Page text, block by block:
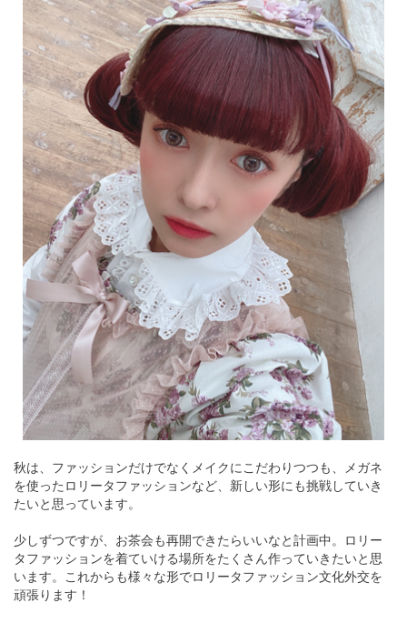
秋は、ファッションだけでなくメイクにこだわりつつも、メガネ
を使ったロリータファッションなど、新しい形にも挑戦していき
たいと思っています。
少しずつですが、お茶会も再開できたらいいなと計画中。ロリー
タファッションを着ていける場所をたくさん作っていきたいと思
います。これからも様々な形でロリータファッション文化外交を
頑張ります！